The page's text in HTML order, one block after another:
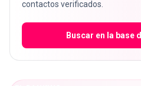
contactos verificados.
Buscar en la base